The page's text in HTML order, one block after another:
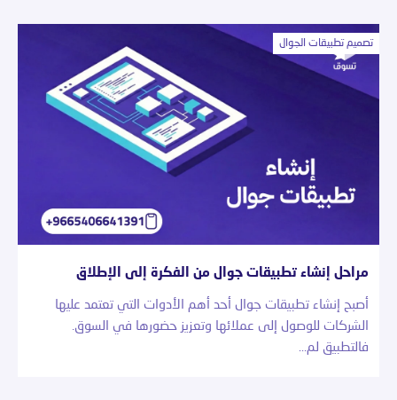
تصميم تطبيقات الجوال
مراحل إنشاء تطبيقات جوال من الفكرة إلى الإطلاق
أصبح إنشاء تطبيقات جوال أحد أهم الأدوات التي تعتمد عليها
الشركات للوصول إلى عملائها وتعزيز حضورها في السوق.
فالتطبيق لم…